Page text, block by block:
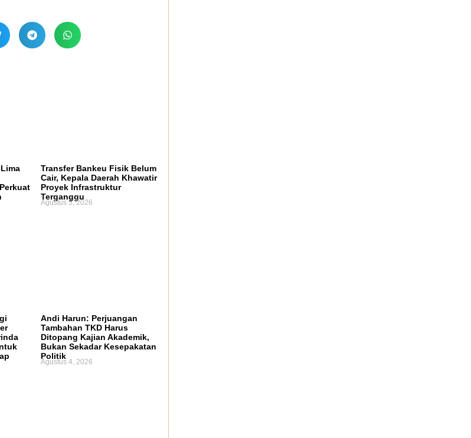
Transfer Bankeu Fisik Belum
Cair, Kepala Daerah Khawatir
Proyek Infrastruktur
Terganggu
Agustus 5, 2026
Andi Harun: Perjuangan
Tambahan TKD Harus
Ditopang Kajian Akademik,
Bukan Sekadar Kesepakatan
Politik
Agustus 4, 2026